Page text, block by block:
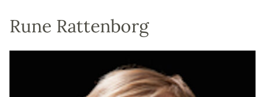
Rune Rattenborg